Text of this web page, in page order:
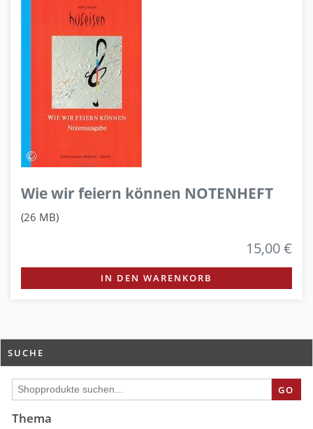
Wie wir feiern können NOTENHEFT
(26 MB)
15,00 €
IN DEN WARENKORB
SUCHE
GO
Thema